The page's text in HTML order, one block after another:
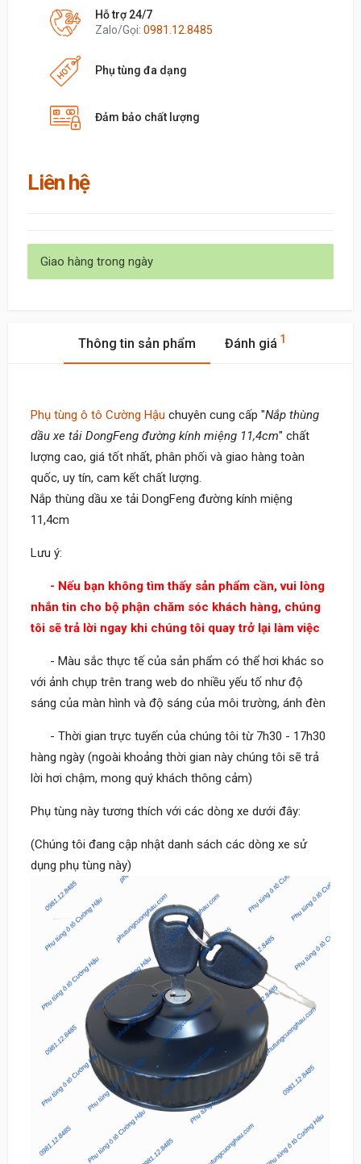
Hỗ trợ 24/7
Zalo/Gọi: 0981.12.8485
Phụ tùng đa dạng
Đảm bảo chất lượng
Liên hệ
Giao hàng trong ngày
Thông tin sản phẩm Đánh giá 1
Phụ tùng ô tô Cường Hậu chuyên cung cấp "Nắp thùng
dầu xe tải DongFeng đường kính miệng 11,4cm" chất
lượng cao, giá tốt nhất, phân phối và giao hàng toàn
quốc, uy tín, cam kết chất lượng.
Nắp thùng dầu xe tải DongFeng đường kính miệng
11,4cm
Lưu ý:
- Nếu bạn không tìm thấy sản phẩm cần, vui lòng
nhắn tin cho bộ phận chăm sóc khách hàng, chúng
tôi sẽ trả lời ngay khi chúng tôi quay trở lại làm việc
- Màu sắc thực tế của sản phẩm có thể hơi khác so
với ảnh chụp trên trang web do nhiều yếu tố như độ
sáng của màn hình và độ sáng của môi trường, ánh đèn
- Thời gian trực tuyến của chúng tôi từ 7h30 - 17h30
hàng ngày (ngoài khoảng thời gian này chúng tôi sẽ trả
lời hơi chậm, mong quý khách thông cảm)
Phụ tùng này tương thích với các dòng xe dưới đây:
(Chúng tôi đang cập nhật danh sách các dòng xe sử
dụng phụ tùng này)